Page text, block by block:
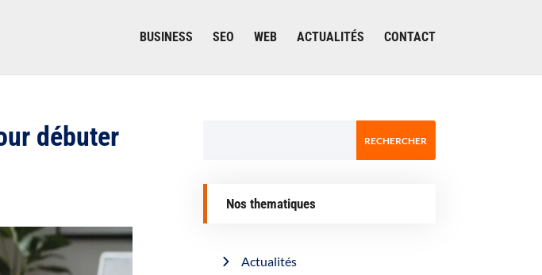
BUSINESS SEO WEB ACTUALITÉS CONTACT
débuter
Nos thematiques
Actualités